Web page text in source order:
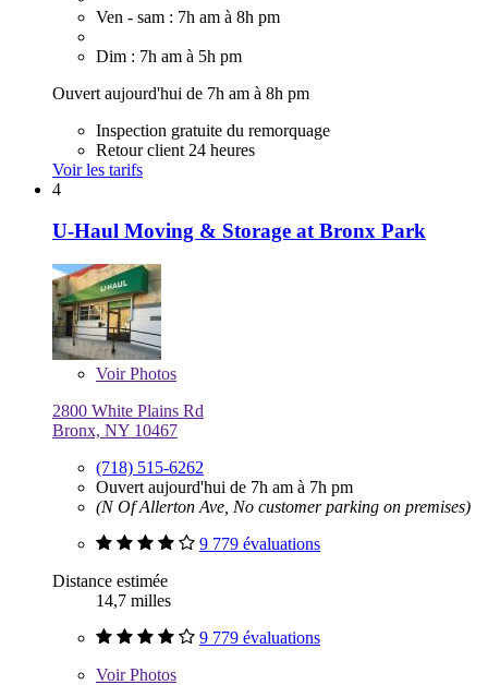
Ven - sam : 7h am à 8h pm
Dim : 7h am à 5h pm
Ouvert aujourd'hui de 7h am à 8h pm
Inspection gratuite du remorquage
Retour client 24 heures
Voir les tarifs
4
U-Haul Moving & Storage at Bronx Park
VoirPhotos
2800 White Plains Rd
Bronx, NY 10467
(718) 515-6262
Ouvert aujourd'hui de 7h am à 7h pm
(N Of Allerton Ave, No customer parking on premises)
9 779 évaluations
Distance estimée
14,7 milles
9 779 évaluations
VoirPhotos